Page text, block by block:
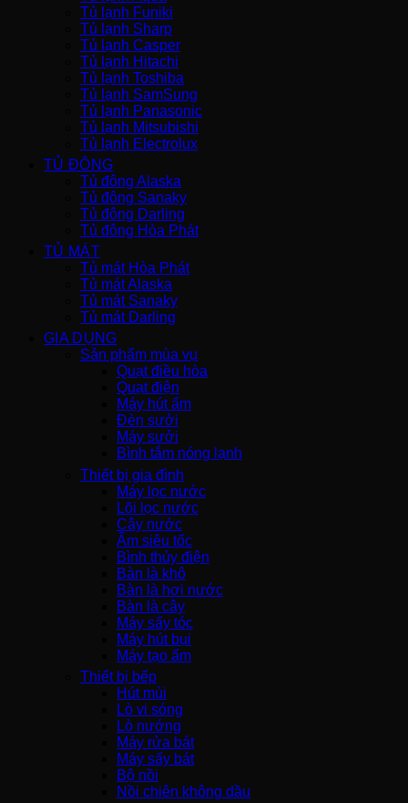
Tủ lạnh Funiki
Tủ lạnh Sharp
Tủ lạnh Casper
Tủ lạnh Hitachi
Tủ lạnh Toshiba
Tủ lạnh SamSung
Tủ lạnh Panasonic
Tủ lạnh Mitsubishi
Tủ lạnh Electrolux
TỦ ĐÔNG
Tủ đông Alaska
Tủ đông Sanaky
Tủ đông Darling
Tủ đông Hòa Phát
TỦ MÁT
Tủ mát Hòa Phát
Tủ mát Alaska
Tủ mát Sanaky
Tủ mát Darling
GIA DỤNG
Sản phẩm mùa vụ
Quạt điều hòa
Quạt điện
Máy hút ẩm
Đèn sưởi
Máy sưởi
Bình tắm nóng lạnh
Thiết bị gia đình
Máy lọc nước
Lõi lọc nước
Cây nước
Ấm siêu tốc
Bình thủy điện
Bàn là khô
Bàn là hơi nước
Bàn là cây
Máy sấy tóc
Máy hút bụi
Máy tạo ẩm
Thiết bị bếp
Hút mùi
Lò vi sóng
Lò nướng
Máy rửa bát
Máy sấy bát
Bộ nồi
Nồi chiên không dầu